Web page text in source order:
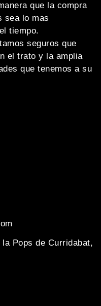
que la compra
sea lo mas
tiempo.
seguros que
el trato y la amplia
que tenemos a su
Pops de Curridabat,